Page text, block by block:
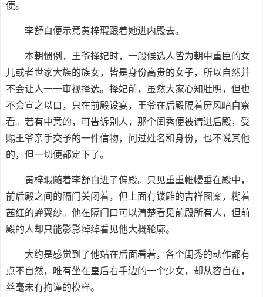
便。
李舒白便示意黄梓瑕跟着她进内殿去。
本朝惯例，王爷择妃时，一般候选人皆为朝中重臣的女
儿或者世家大族的族女，皆是身份高贵的女子，所以自然并
不会让人一一审视择选。择妃前，虽然大家心知肚明，但也
不会宣之以口，只在前殿设宴，王爷在后殿隔着屏风暗自察
看。若有中意的，可告诉别人，那个闺秀便被请进后殿，受
赐王爷亲手交予的一件信物，问过姓名和身份，也不说其他
的，但一切便都定下了。
黄梓瑕随着李舒白进了偏殿。只见重重帷幔垂在殿中，
前后殿之间的隔门关闭着，但上面有镂雕的吉祥图案，糊着
茜红的蝉翼纱。他在隔门口可以清楚看见前殿所有人，但前
殿的人却只能影影绰绰看见他大概轮廓。
大约是感觉到了他站在后面看着，各个闺秀的动作都有
点不自然，唯有坐在皇后右手边的一个少女，却从容自在，
丝毫未有拘谨的模样。